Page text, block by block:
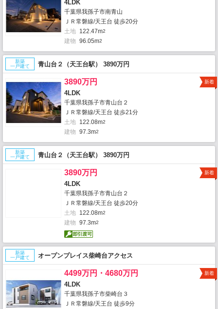
4LDK
千葉県我孫子市南青山
ＪＲ常磐線/天王台 徒歩20分
土地 122.47m2
建物 96.05m2
新築
一戸建て
青山台２（天王台駅） 3890万円
3890万円
4LDK
千葉県我孫子市青山台２
ＪＲ常磐線/天王台 徒歩21分
土地 122.08m2
建物 97.3m2
新着
新築
一戸建て
青山台２（天王台駅） 3890万円
3890万円
4LDK
千葉県我孫子市青山台２
ＪＲ常磐線/天王台 徒歩20分
土地 122.08m2
建物 97.3m2
新着
新築
一戸建て
オープンプレイス柴崎台アクセス
4499万円・4680万円
4LDK
千葉県我孫子市柴崎台３
ＪＲ常磐線/天王台 徒歩9分
新着